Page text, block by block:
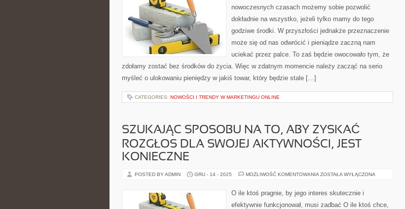
O
nowoczesnych czasach możemy sobie pozwolić
dokładnie na wszystko, jeżeli tylko mamy do tego
godziwe środki. W przyszłości jednakże przeznaczenie
może się od nas odwrócić i pieniądze zaczną nam
uciekać przez palce. To zaś będzie owocowało tym, że
zdołamy zostać bez środków do życia. Więc w zdatnym momencie należy zacząć na serio
myśleć o ulokowaniu pieniędzy w jakiś towar, który będzie stale […]
CATEGORIES: NOWOŚCI I TRENDY W MARKETINGU ONLINE
SZUKAJĄC SPOSOBU NA TO, ABY ZYSKAĆ
ROZGŁOS DLA SWOJEJ AKTYWNOŚCI, JEST
KONIECZNE
POSTED BY ADMIN GRU - 14 - 2025 MOŻLIWOŚĆ KOMENTOWANIA SZUKAJĄC
ABY
ROZGŁOS
ZOSTAŁA WYŁĄCZONA
O ile ktoś pragnie, by jego interes skutecznie i
efektywnie funkcjonował, musi zadbać O ile ktoś chce,